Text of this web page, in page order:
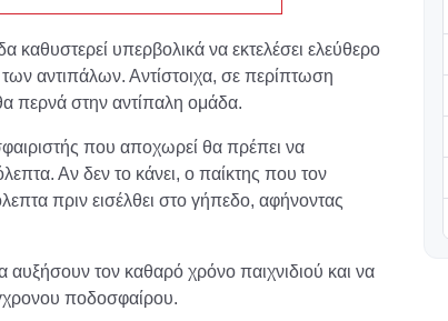
υπερβολικά να εκτελέσει ελεύθερο
αντιπάλων. Αντίστοιχα, σε περίπτωση
περνά στην αντίπαλη ομάδα.
που αποχωρεί θα πρέπει να
Αν δεν το κάνει, ο παίκτης που τον
πριν εισέλθει στο γήπεδο, αφήνοντας
αυξήσουν τον καθαρό χρόνο παιχνιδιού και να
ποδοσφαίρου.